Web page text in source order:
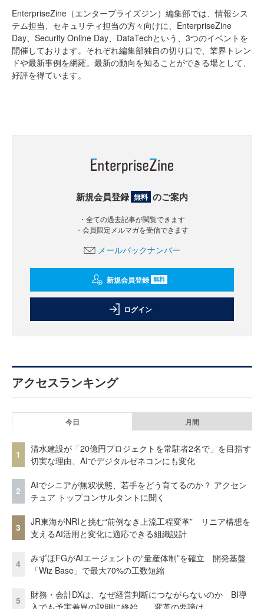
EnterpriseZine（エンタープライズジン）編集部では、情報シス
テム担当、セキュリティ担当の方々向けに、EnterpriseZine
Day、Security Online Day、DataTechという、3つのイベントを
開催しております。それぞれ編集部独自の切り口で、業界トレン
ドや最新事例を網羅。最新の動向を知ることができる場として、
好評を得ています。
新規会員登録 無料 のご案内
・全ての過去記事が閲覧できます
・会員限定メルマガを受信できます
メールバックナンバー
新規会員登録 無料
ログイン
アクセスランキング
今日 月間
1
清水建設が「20億円プロジェクトを常駐者2名で」を目指す
切実な理由、AIでデジタルゼネコンにも変化
2
AIでシニアが無双状態、若手をどう育てるのか？ アクセン
チュア トップコンサルタントに聞く
3
JR東海がNRIと挑む“前例なき上流工程変革” リニア構想を
支えるAI活用と変化に適応できる組織設計
4
みずほFGがAIエージェントの“量産体制”を確立 開発基盤
「Wiz Base」で最大70%の工数短縮
5
財務・会計DXは、なぜ経営判断につながらないのか BI導
入でも予実差異の説明に終始……変革の要諦は